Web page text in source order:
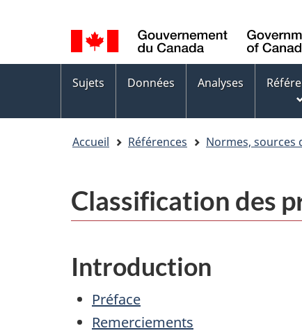
de
la
langue
Language
switcher
Menus
des
sujets
Sujets Données Analyses
Accueil Références Normes, sources
Classification des
Introduction
Préface
Remerciements